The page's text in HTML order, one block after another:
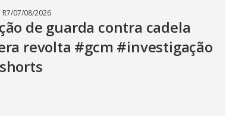
R7/07/08/2026
de guarda contra cadela
revolta #gcm #investigação